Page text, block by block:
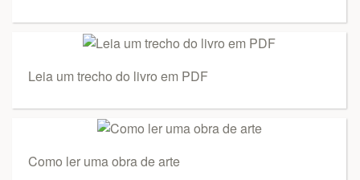
Leia um trecho do livro em PDF
Como ler uma obra de arte